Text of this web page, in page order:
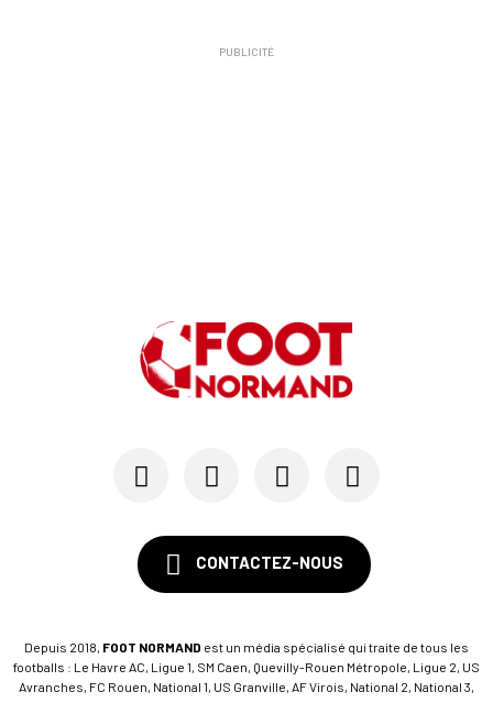
PUBLICITÉ
CONTACTEZ-NOUS
Depuis 2018, FOOT NORMAND est un média spécialisé qui traite de tous les
footballs : Le Havre AC, Ligue 1, SM Caen, Quevilly-Rouen Métropole, Ligue 2, US
Avranches, FC Rouen, National 1, US Granville, AF Virois, National 2, National 3,